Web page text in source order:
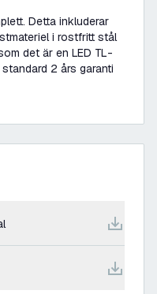
Detta inkluderar
i rostfritt stål
det är en LED TL-
2 års garanti